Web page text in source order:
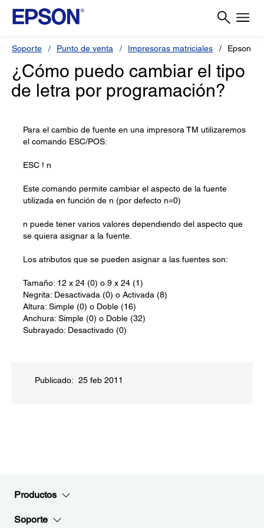
Soporte Punto de venta Impresoras matriciales Epson
¿Cómo puedo cambiar el tipo
de letra por programación?
Para el cambio de fuente en una impresora TM utilizaremos
el comando ESC/POS:
ESC ! n
Este comando permite cambiar el aspecto de la fuente
utilizada en función de n (por defecto n=0)
n puede tener varios valores dependiendo del aspecto que
se quiera asignar a la fuente.
Los atributos que se pueden asignar a las fuentes son:
Tamaño: 12 x 24 (0) o 9 x 24 (1)
Negrita: Desactivada (0) o Activada (8)
Altura: Simple (0) o Doble (16)
Anchura: Simple (0) o Doble (32)
Subrayado: Desactivado (0)
Publicado: 25 feb 2011
Productos
Soporte